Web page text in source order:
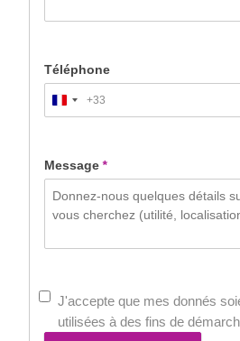
Téléphone
France
+33
+33
Message*
J'accepte que mes donnés
utilisées à des fins de